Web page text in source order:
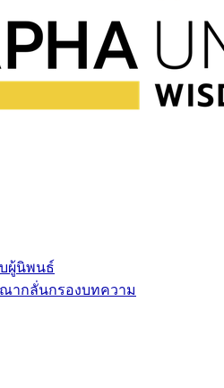
ผู้นิพนธ์
ากลั่นกรองบทความ